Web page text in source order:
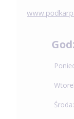
Środa: